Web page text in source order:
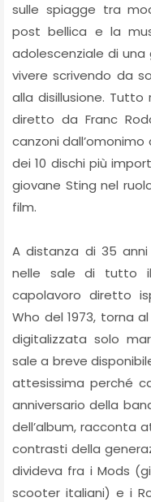
sulle spiagge tra
post bellica e la
adolescenziale di
vivere scrivendo da
alla disillusione. Tutto
diretto da Franc
canzoni
dei 10 dischi più
giovane Sting nel
film.
A distanza di 35
nelle sale di tutto il
capolavoro diretto
Who del 1973, torna
digitalizzata solo
sale a breve
attesissima perché
anniversario della
dell’album, racconta
contrasti della
divideva fra i Mods
scooter italiani) e i